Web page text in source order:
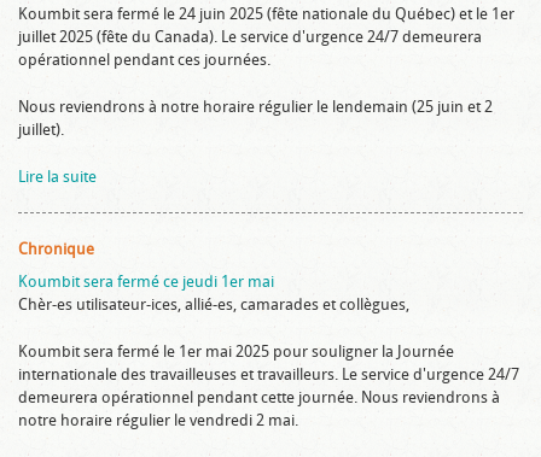
Koumbit sera fermé le 24 juin 2025 (fête nationale du Québec) et le 1er
juillet 2025 (fête du Canada). Le service d'urgence 24/7 demeurera
opérationnel pendant ces journées.
Nous reviendrons à notre horaire régulier le lendemain (25 juin et 2
juillet).
Lire la suite
Chronique
Koumbit sera fermé ce jeudi 1er mai
Chèr-es utilisateur-ices, allié-es, camarades et collègues,
Koumbit sera fermé le 1er mai 2025 pour souligner la Journée
internationale des travailleuses et travailleurs. Le service d'urgence 24/7
demeurera opérationnel pendant cette journée. Nous reviendrons à
notre horaire régulier le vendredi 2 mai.